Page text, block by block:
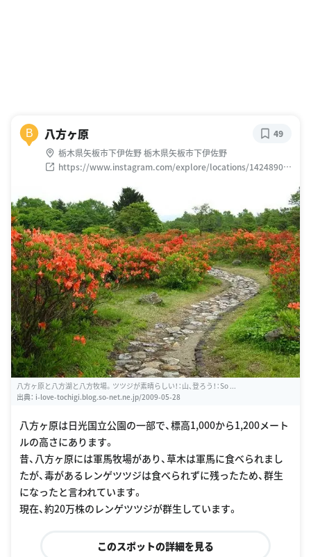
B 八方ヶ原
栃木県矢板市下伊佐野 栃木県矢板市下伊佐野
https://www.instagram.com/explore/locations/14248906
49
八方ヶ原と八方湖と八方牧場。ツツジが素晴らしい！：山、登ろう！：So ...
出典： i-love-tochigi.blog.so-net.ne.jp/2009-05-28
八方ヶ原は日光国立公園の一部で、標高1,000から1,200メート
ルの高さにあります。
昔、八方ヶ原には軍馬牧場があり、草木は軍馬に食べられまし
たが、毒があるレンゲツツジは食べられずに残ったため、群生
になったと言われています。
現在、約20万株のレンゲツツジが群生しています。
このスポットの詳細を見る